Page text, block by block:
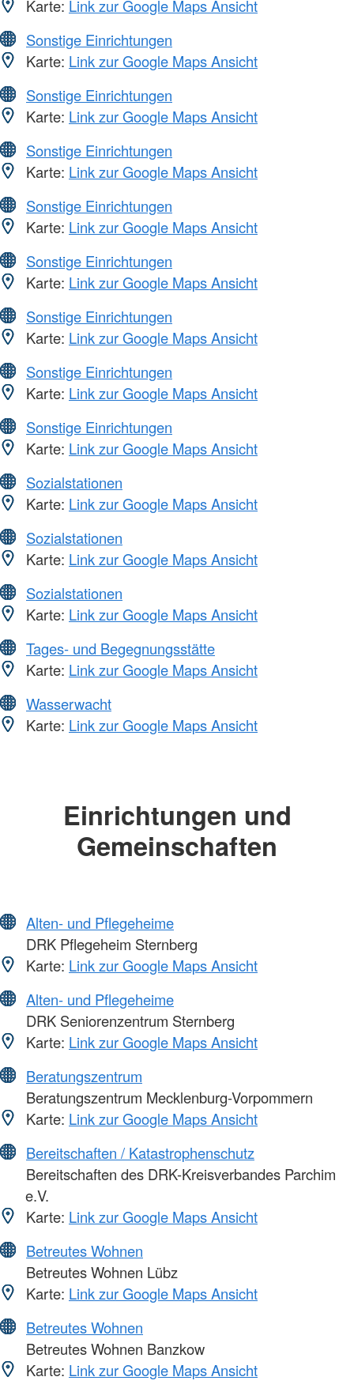
Karte: Link zur Google Maps Ansicht
Sonstige Einrichtungen
Karte: Link zur Google Maps Ansicht
Sonstige Einrichtungen
Karte: Link zur Google Maps Ansicht
Sonstige Einrichtungen
Karte: Link zur Google Maps Ansicht
Sonstige Einrichtungen
Karte: Link zur Google Maps Ansicht
Sonstige Einrichtungen
Karte: Link zur Google Maps Ansicht
Sonstige Einrichtungen
Karte: Link zur Google Maps Ansicht
Sonstige Einrichtungen
Karte: Link zur Google Maps Ansicht
Sonstige Einrichtungen
Karte: Link zur Google Maps Ansicht
Sozialstationen
Karte: Link zur Google Maps Ansicht
Sozialstationen
Karte: Link zur Google Maps Ansicht
Sozialstationen
Karte: Link zur Google Maps Ansicht
Tages- und Begegnungsstätte
Karte: Link zur Google Maps Ansicht
Wasserwacht
Karte: Link zur Google Maps Ansicht
Einrichtungen und
Gemeinschaften
Alten- und Pflegeheime
DRK Pflegeheim Sternberg
Karte: Link zur Google Maps Ansicht
Alten- und Pflegeheime
DRK Seniorenzentrum Sternberg
Karte: Link zur Google Maps Ansicht
Beratungszentrum
Beratungszentrum Mecklenburg-Vorpommern
Karte: Link zur Google Maps Ansicht
Bereitschaften / Katastrophenschutz
Bereitschaften des DRK-Kreisverbandes Parchim
e.V.
Karte: Link zur Google Maps Ansicht
Betreutes Wohnen
Betreutes Wohnen Lübz
Karte: Link zur Google Maps Ansicht
Betreutes Wohnen
Betreutes Wohnen Banzkow
Karte: Link zur Google Maps Ansicht